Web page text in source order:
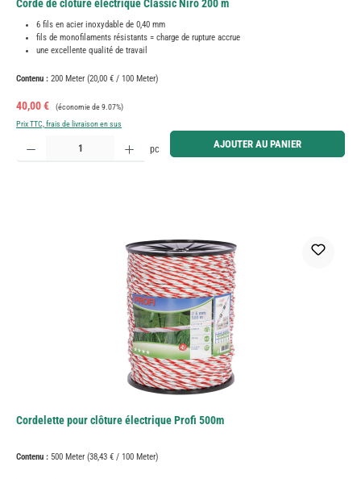
Corde de clôture électrique Classic Niro 200 m
6 fils en acier inoxydable de 0,40 mm
fils de monofilaments résistants = charge de rupture accrue
une excellente qualité de travail
Contenu : 200 Meter (20,00 € / 100 Meter)
Prix de vente :
40,00 € Prix régulier :
(économie de 9.07%)
Prix TTC, frais de livraison en sus
Quantité de produit : Entrez la quantité souhaitée ou utilisez les boutons pour augmenter ou
pc AJOUTER AU PANIER
Cordelette pour clôture électrique Profi 500m
Contenu : 500 Meter (38,43 € / 100 Meter)